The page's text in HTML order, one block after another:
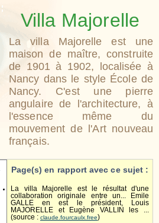
Villa Majorelle
La villa Majorelle est une
maison de maître, construite
de 1901 à 1902, localisée à
Nancy dans le style École de
Nancy. C'est une pierre
angulaire de l'architecture, à
l'essence même du
mouvement de l'Art nouveau
français.
Page(s) en rapport avec ce sujet :
La villa Majorelle est le résultat d'une
collaboration originale entre un... Emile
GALLE en est le président, Louis
MAJORELLE et Eugène VALLIN les ...
(source : claude.fourcaulx.free)